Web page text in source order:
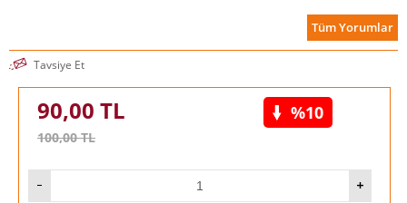
Tüm Yorumlar
Tavsiye Et
90,00 TL
100,00TL
%10